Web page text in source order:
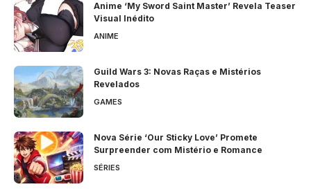
Anime ‘My Sword Saint Master’ Revela Teaser
Visual Inédito
ANIME
Guild Wars 3: Novas Raças e Mistérios
Revelados
GAMES
Nova Série ‘Our Sticky Love’ Promete
Surpreender com Mistério e Romance
SÉRIES